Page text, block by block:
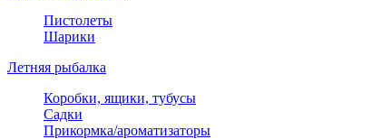
Пистолеты
Шарики
Летняя рыбалка
Коробки, ящики, тубусы
Садки
Прикормка/ароматизаторы